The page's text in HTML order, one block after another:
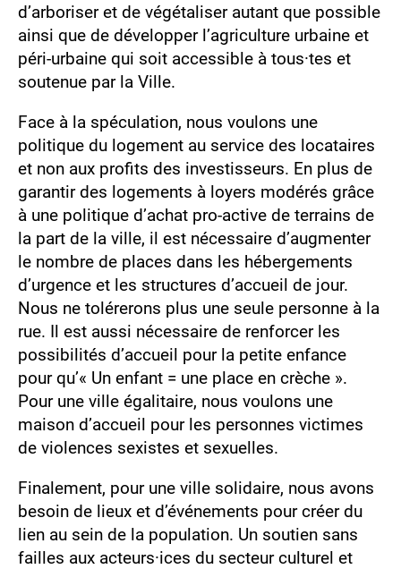
d’arboriser et de végétaliser autant que possible
ainsi que de développer l’agriculture urbaine et
péri-urbaine qui soit accessible à tous·tes et
soutenue par la Ville.
Face à la spéculation, nous voulons une
politique du logement au service des locataires
et non aux profits des investisseurs. En plus de
garantir des logements à loyers modérés grâce
à une politique d’achat pro-active de terrains de
la part de la ville, il est nécessaire d’augmenter
le nombre de places dans les hébergements
d’urgence et les structures d’accueil de jour.
Nous ne tolérerons plus une seule personne à la
rue. Il est aussi nécessaire de renforcer les
possibilités d’accueil pour la petite enfance
pour qu’« Un enfant = une place en crèche ».
Pour une ville égalitaire, nous voulons une
maison d’accueil pour les personnes victimes
de violences sexistes et sexuelles.
Finalement, pour une ville solidaire, nous avons
besoin de lieux et d’événements pour créer du
lien au sein de la population. Un soutien sans
failles aux acteurs·ices du secteur culturel et